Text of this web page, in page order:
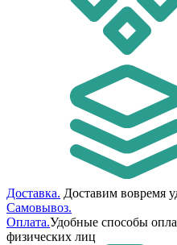
Доставка. Доставим вовремя
Самовывоз.
Оплата.Удобные способы
физических лиц